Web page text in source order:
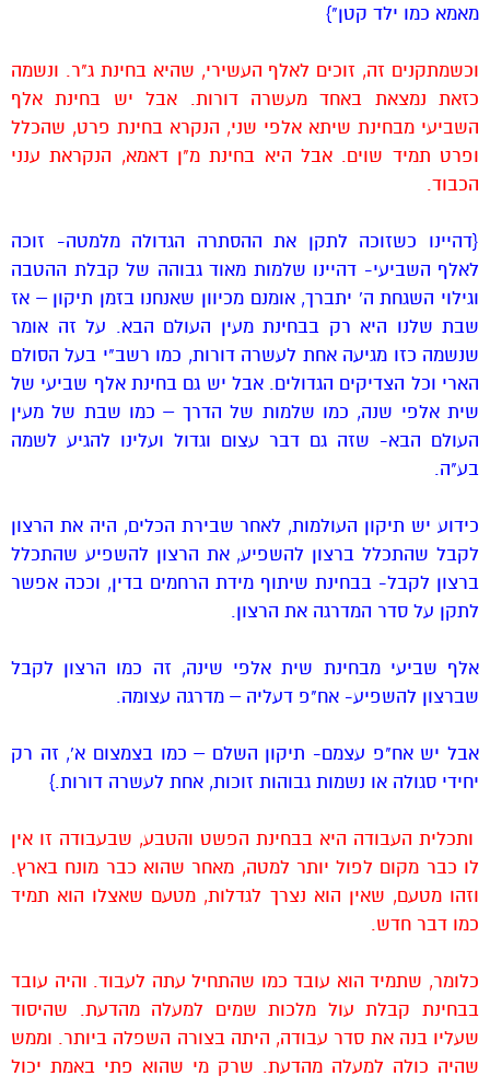
מאמא כמו ילד קטן"}
וכשמתקנים זה, זוכים לאלף העשירי, שהיא בחינת ג"ר. ונשמה
כזאת נמצאת באחד מעשרה דורות. אבל יש בחינת אלף
השביעי מבחינת שיתא אלפי שני, הנקרא בחינת פרט, שהכלל
ופרט תמיד שוים. אבל היא בחינת מ"ן דאמא, הנקראת ענני
הכבוד.
{דהיינו כשזוכה לתקן את ההסתרה הגדולה מלמטה- זוכה
לאלף השביעי- דהיינו שלמות מאוד גבוהה של קבלת ההטבה
וגילוי השגחת ה' יתברך, אומנם מכיוון שאנחנו בזמן תיקון – אז
שבת שלנו היא רק בבחינת מעין העולם הבא. על זה אומר
שנשמה כזו מגיעה אחת לעשרה דורות, כמו רשב"י בעל הסולם
הארי וכל הצדיקים הגדולים. אבל יש גם בחינת אלף שביעי של
שית אלפי שנה, כמו שלמות של הדרך – כמו שבת של מעין
העולם הבא- שזה גם דבר עצום וגדול ועלינו להגיע לשמה
בע"ה.
כידוע יש תיקון העולמות, לאחר שבירת הכלים, היה את הרצון
לקבל שהתכלל ברצון להשפיע, את הרצון להשפיע שהתכלל
ברצון לקבל- בבחינת שיתוף מידת הרחמים בדין, וככה אפשר
לתקן על סדר המדרגה את הרצון.
אלף שביעי מבחינת שית אלפי שינה, זה כמו הרצון לקבל
שברצון להשפיע- אח"פ דעליה – מדרגה עצומה.
אבל יש אח"פ עצמם- תיקון השלם – כמו בצמצום א', זה רק
יחידי סגולה או נשמות גבוהות זוכות, אחת לעשרה דורות.}
ותכלית העבודה היא בבחינת הפשט והטבע, שבעבודה זו אין
לו כבר מקום לפול יותר למטה, מאחר שהוא כבר מונח בארץ.
וזהו מטעם, שאין הוא נצרך לגדלות, מטעם שאצלו הוא תמיד
כמו דבר חדש.
כלומר, שתמיד הוא עובד כמו שהתחיל עתה לעבוד. והיה עובד
בבחינת קבלת עול מלכות שמים למעלה מהדעת. שהיסוד
שעליו בנה את סדר עבודה, היתה בצורה השפלה ביותר. וממש
שהיה כולה למעלה מהדעת. שרק מי שהוא פתי באמת יכול